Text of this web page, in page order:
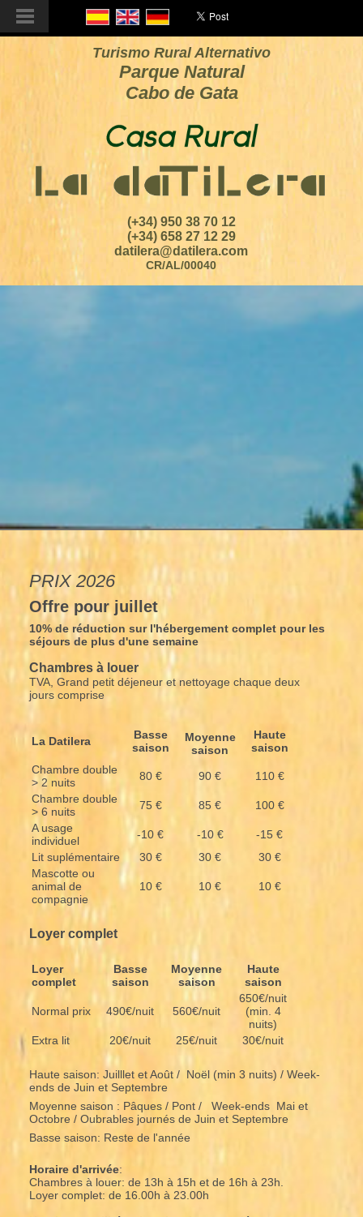
Turismo Rural Alternativo
Parque Natural
Cabo de Gata
(+34) 950 38 70 12
(+34) 658 27 12 29
datilera@datilera.com
CR/AL/00040
PRIX 2026
Offre pour juillet
10% de réduction sur l'hébergement complet pour les
séjours de plus d'une semaine
Chambres à louer
TVA, Grand petit déjeneur et nettoyage chaque deux
jours comprise
La Datilera
Basse
saison
Moyenne
saison
Haute
saison
Chambre double
> 2 nuits
80 € 90 €
110 €
Chambre double
> 6 nuits
75 € 85 €
100 €
A usage
individuel
-10 € -10 €
-15 €
Lit suplémentaire
30 € 30 €
30 €
Mascotte ou
animal de
compagnie
10 € 10 € 10 €
Loyer complet
Loyer
complet
Basse
saison
Moyenne
saison
Haute
saison
Normal prix 490€/nuit 560€/nuit
650€/nuit
(min. 4
nuits)
Extra lit
20€/nuit 25€/nuit 30€/nuit
Haute saison: Juilllet et Août / Noël (min 3 nuits) / Week-
ends de Juin et Septembre
Moyenne saison : Pâques / Pont / Week-ends Mai et
Octobre / Oubrables journés de Juin et Septembre
Basse saison: Reste de l'année
Horaire d'arrivée:
Chambres à louer: de 13h à 15h et de 16h à 23h.
Loyer complet: de 16.00h à 23.00h